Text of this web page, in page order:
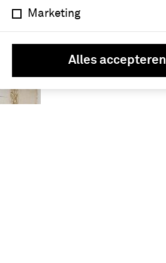
Marketing
Alles accepteren